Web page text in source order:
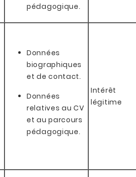
pédagogique.
Données
biographiques
et de contact.
Données
relatives au CV
et au parcours
pédagogique.
Intérêt
légitime